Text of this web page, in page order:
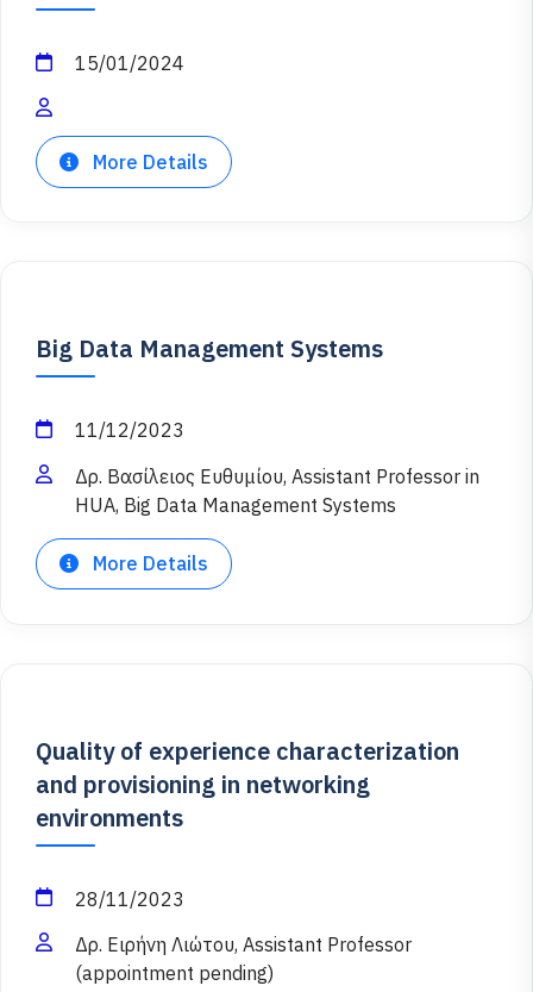
15/01/2024
More Details
Big Data Management Systems
11/12/2023
Δρ. Βασίλειος Ευθυμίου, Assistant Professor in
HUA, Big Data Management Systems
More Details
Quality of experience characterization
and provisioning in networking
environments
28/11/2023
Δρ. Ειρήνη Λιώτου, Assistant Professor
(appointment pending)